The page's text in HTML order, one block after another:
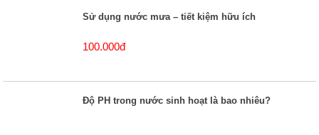
Sử dụng nước mưa – tiết kiệm hữu ích
100.000đ
Độ PH trong nước sinh hoạt là bao nhiêu?